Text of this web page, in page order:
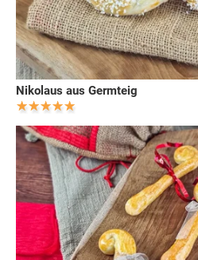
Nikolaus aus Germteig